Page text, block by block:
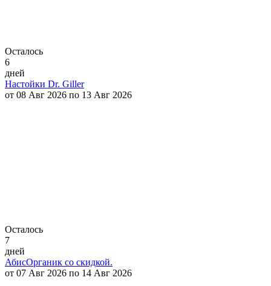
Осталось
6
дней
Настойки Dr. Giller
от 08 Авг 2026 по 13 Авг 2026
Осталось
7
дней
АбисОрганик со скидкой.
от 07 Авг 2026 по 14 Авг 2026